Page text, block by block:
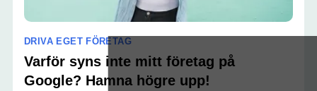
DRIVA EGET FÖRETAG
Varför syns inte mitt företag på
Google? Hamna högre upp!